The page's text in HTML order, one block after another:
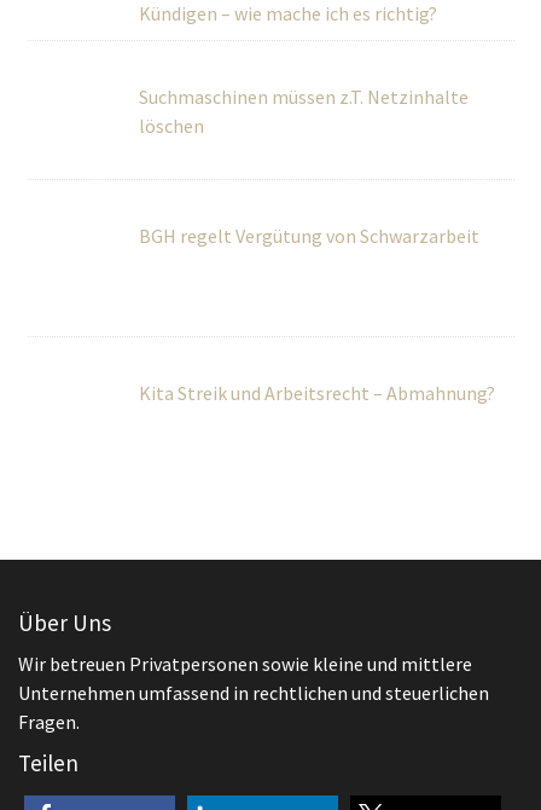
Kündigen – wie mache ich es richtig?
Suchmaschinen müssen z.T. Netzinhalte
Fragen.
Teilen
teilen teilen teilen
teilen